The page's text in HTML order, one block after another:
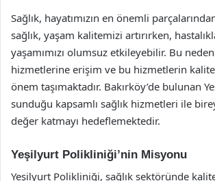
Sağlık, hayatımızın en önemli
sağlık, yaşam kalitemizi artırırken,
yaşamımızı olumsuz etkileyebilir. Bu
hizmetlerine erişim ve bu hizmetlerin
önem taşımaktadır. Bakırköy’de bulunan
sunduğu kapsamlı sağlık hizmetleri ile
değer katmayı hedeflemektedir.
Yeşilyurt Polikliniği’nin Misyonu
Yeşilyurt Polikliniği, sağlık sektöründe